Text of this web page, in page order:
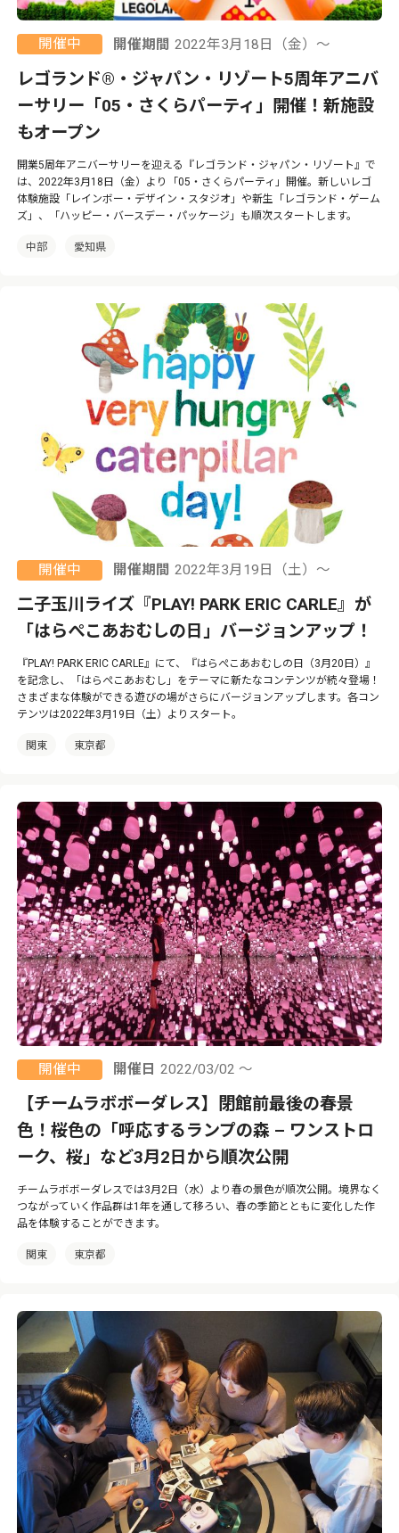
開催中 開催期間 2022年3月18日（金）〜
レゴランド®・ジャパン・リゾート5周年アニバ
ーサリー「05・さくらパーティ」開催！新施設
もオープン
開業5周年アニバーサリーを迎える『レゴランド・ジャパン・リゾート』で
は、2022年3月18日（金）より「05・さくらパーティ」開催。新しいレゴ
体験施設「レインボー・デザイン・スタジオ」や新生「レゴランド・ゲーム
ズ」、「ハッピー・バースデー・パッケージ」も順次スタートします。
中部 愛知県
開催中 開催期間 2022年3月19日（土）〜
二子玉川ライズ『PLAY! PARK ERIC CARLE』が
「はらぺこあおむしの日」バージョンアップ！
『PLAY! PARK ERIC CARLE』にて、『はらぺこあおむしの日（3月20日）』
を記念し、「はらぺこあおむし」をテーマに新たなコンテンツが続々登場！
さまざまな体験ができる遊びの場がさらにバージョンアップします。各コン
テンツは2022年3月19日（土）よりスタート。
関東 東京都
開催中 開催日 2022/03/02 ～
【チームラボボーダレス】閉館前最後の春景
色！桜色の「呼応するランプの森 – ワンストロ
ーク、桜」など3月2日から順次公開
チームラボボーダレスでは3月2日（水）より春の景色が順次公開。境界なく
つながっていく作品群は1年を通して移ろい、春の季節とともに変化した作
品を体験することができます。
関東 東京都